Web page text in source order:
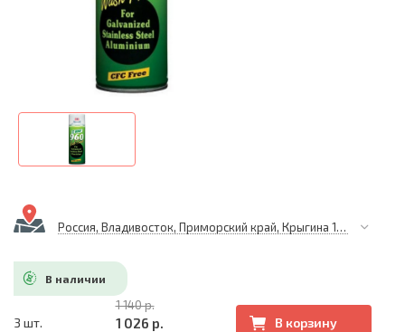
Россия, Владивосток, Приморский край, Крыгина 105
В наличии
3 шт.
1 140 р.
1 026 р. В корзину